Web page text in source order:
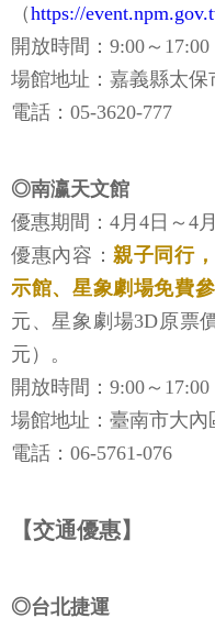
（https://
開放時間：9:00～17:00
場館地址：嘉義縣太保
電話：05-3620-777
◎南瀛天文館
優惠期間：4月4日～4
優惠內容： 親子同行
示館、星象劇場免費
元、星象劇場3D原票
元）。
開放時間：9:00～17:00
場館地址：臺南市大內
電話：06-5761-076
【交通優惠】
◎台北捷運